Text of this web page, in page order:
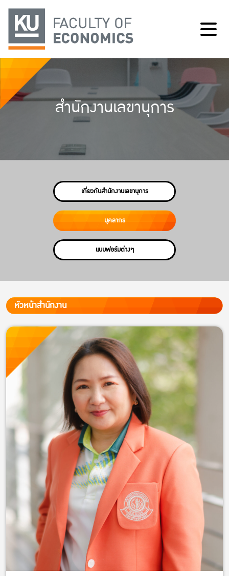
สำนักงานเลขานุการ
เกี่ยวกับสำนักงานเลขานุการ
บุคลากร
แบบฟอร์มต่างๆ
หัวหน้าสำนักงาน